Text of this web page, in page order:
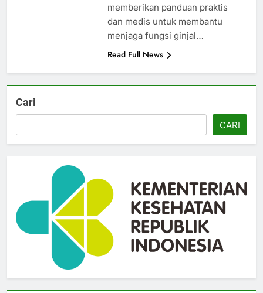
memberikan panduan praktis
dan medis untuk membantu
menjaga fungsi ginjal…
Read Full News
Cari
CARI